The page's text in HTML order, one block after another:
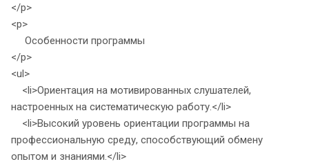
</p>
<p>
Особенности программы
</p>
<ul>
<li>Ориентация на мотивированных слушателей,
настроенных на систематическую работу.</li>
<li>Высокий уровень ориентации программы на
профессиональную среду, способствующий обмену
опытом и знаниями.</li>